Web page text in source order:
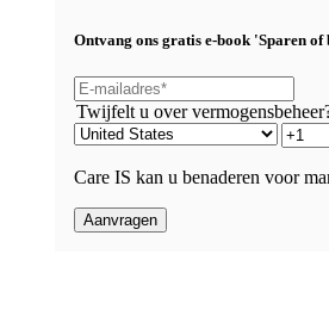
Ontvang ons gratis e-book 'Sparen of
Twijfelt u over
Care IS kan u benaderen voor